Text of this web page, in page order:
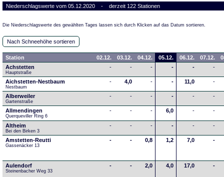
Niederschlagswerte vom 05.12.2020 - derzeit 122 Stationen
Die Niederschlagswerte des gewählten Tages lassen sich durch Klicken auf das Datum sortieren.
Nach Schneehöhe sortieren
Station 02.12. 03.12. 04.12. 05.12. 06.12. 07.12.
Achstetten
Hauptstraße
- - - - - -
Aichstetten-Nestbaum
Nestbaum
- 4,0 - - 11,0 -
Alberweiler
Gartenstraße
- - - - - -
Allmendingen
Querqueviller Ring 6
- - - 6,0 - -
Altheim
Bei den Birken 3
- - - - - -
Amstetten-Reutti
Gassenäcker 13
- - 0,8 1,2 7,0 -
Aulendorf
Steinenbacher Weg 33
- - 2,0 4,0 17,0 -